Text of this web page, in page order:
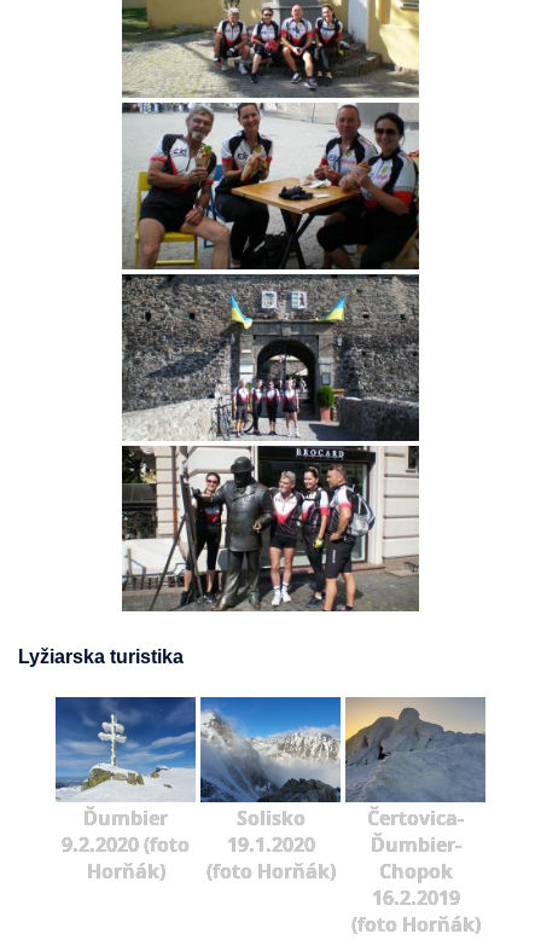
Lyžiarska turistika
Ďumbier
9.2.2020 (foto
Horňák)
Solisko
19.1.2020
(foto Horňák)
Čertovica-
Ďumbier-
Chopok
16.2.2019
(foto Horňák)